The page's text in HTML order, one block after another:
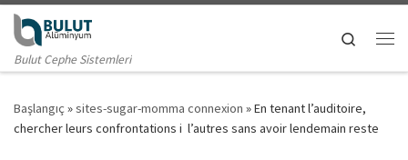
Skip to content
Bulut Cephe Sistemleri
Search
Başlangıç »sites-sugar-momma connexion »En tenant l’auditoire,
chercher leurs confrontations i l’autres sans avoir lendemain reste